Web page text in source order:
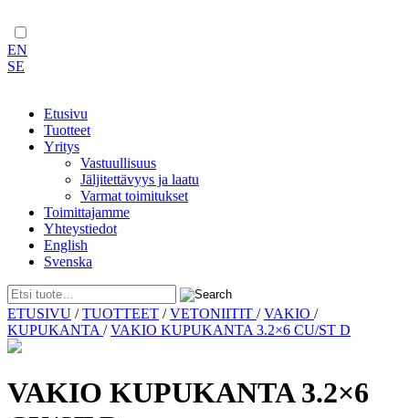
EN
SE
Etusivu
Tuotteet
Yritys
Vastuullisuus
Jäljitettävyys ja laatu
Varmat toimitukset
Toimittajamme
Yhteystiedot
English
Svenska
Skip
to
content
ETUSIVU /TUOTTEET /VETONIITIT /VAKIO /
KUPUKANTA /VAKIO KUPUKANTA 3.2×6 CU/ST D
VAKIO KUPUKANTA 3.2×6